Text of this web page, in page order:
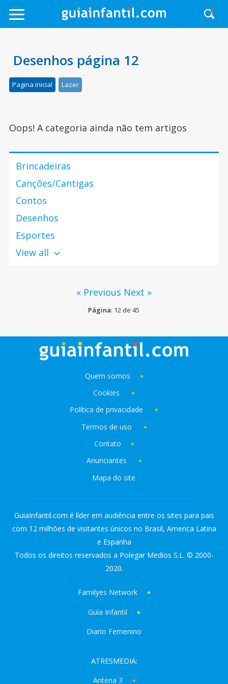
Desenhos página 12
Pagina inicial Lazer
Oops! A categoria ainda não tem artigos
Brincadeiras
Canções/Cantigas
Contos
Desenhos
Esportes
View all
« Previous Next »
Página: 12 de 45
Quem somos
Cookies
Política de privacidade
Termos de uso
Contato
Anunciantes
Mapa do site
GuiaInfantil.com é líder em audiência entre os sites para pais
com 12 milhões de visitantes únicos no Brasil, America Latina
e Espanha
Todos os direitos reservados a Polegar Medios S.L. © 2000-
2020.
Familyes Network
Guía Infantil
Diario Femenino
ATRESMEDIA:
Antena 3